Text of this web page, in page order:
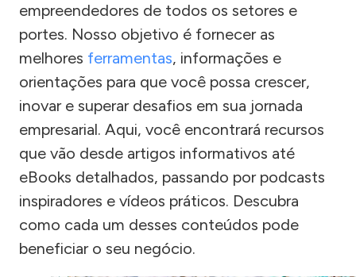
empreendedores de todos os setores e
portes. Nosso objetivo é fornecer as
melhores ferramentas, informações e
orientações para que você possa crescer,
inovar e superar desafios em sua jornada
empresarial. Aqui, você encontrará recursos
que vão desde artigos informativos até
eBooks detalhados, passando por podcasts
inspiradores e vídeos práticos. Descubra
como cada um desses conteúdos pode
beneficiar o seu negócio.